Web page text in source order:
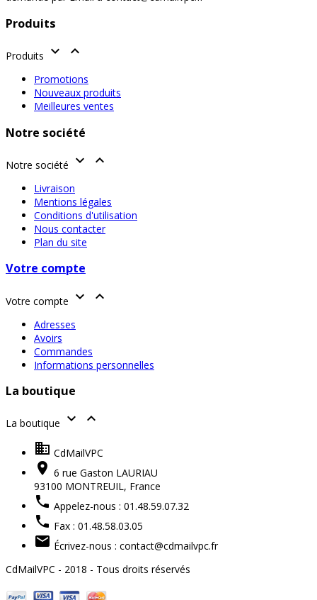
Produits
Produits  
Promotions
Nouveaux produits
Meilleures ventes
Notre société
Notre société  
Livraison
Mentions légales
Conditions d'utilisation
Nous contacter
Plan du site
Votre compte
Votre compte  
Adresses
Avoirs
Commandes
Informations personnelles
La boutique
La boutique 

 CdMailVPC
 6 rue Gaston LAURIAU
93100 MONTREUIL, France
 Appelez-nous : 01.48.59.07.32
 Fax : 01.48.58.03.05
 Écrivez-nous : contact@cdmailvpc.fr
CdMailVPC - 2018 - Tous droits réservés